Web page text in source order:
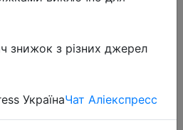
Thermometer
знижок з різних джерел
УкраїнаЧат Аліекспресс